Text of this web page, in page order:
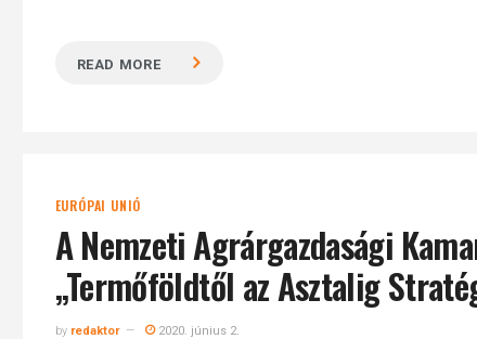
READ MORE
EURÓPAI UNIÓ
A Nemzeti Agrárgazdasági
„Termőföldtől az Asztalig
by redaktor 2020. június 2.